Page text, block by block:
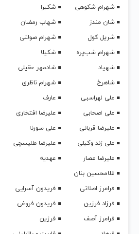
شهرام شکوهی
شکیرا
شان مندز
شهاب رمضان
شریل کول
شهرام صولتی
شهرام شب‌پره
شکیلا
شهیاد
شادمهر عقیلی
شاهرخ
شهرام ناظری
علی لهراسبی
عارف
علی اصحابی
علیرضا افتخاری
علیرضا قربانی
علی سورنا
علی زند وکیلی
علیرضا طلیسچی
علیرضا عصار
عهدیه
غلامحسین بنان
فرامرز اصلانی
فریدون آسرایی
فرزاد فرزین
فریدون فروغی
فرامرز آصف
فرزین